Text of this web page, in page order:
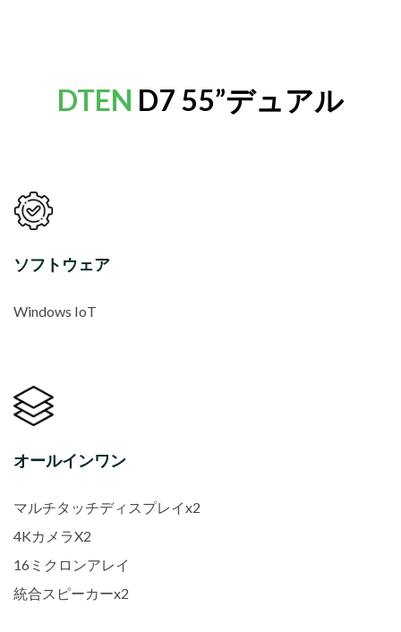
DTEN D7 55”デュアル
ソフトウェア
Windows IoT
オールインワン
マルチタッチディスプレイx2
4KカメラX2
16ミクロンアレイ
統合スピーカーx2